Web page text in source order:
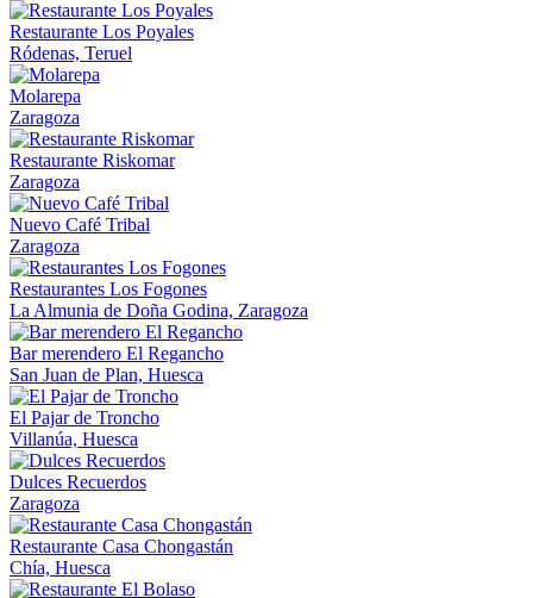
Restaurante Los Poyales
Ródenas, Teruel
Molarepa
Zaragoza
Restaurante Riskomar
Zaragoza
Nuevo Café Tribal
Zaragoza
Restaurantes Los Fogones
La Almunia de Doña Godina, Zaragoza
Bar merendero El Regancho
San Juan de Plan, Huesca
El Pajar de Troncho
Villanúa, Huesca
Dulces Recuerdos
Zaragoza
Restaurante Casa Chongastán
Chía, Huesca